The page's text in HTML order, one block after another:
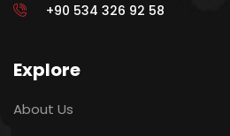
+90 534 326 92 58
Explore
About Us